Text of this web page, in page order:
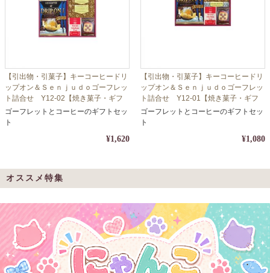
【引出物・引菓子】キーコーヒードリ
ップオン＆Ｓｅｎｊｕｄｏゴーフレッ
ト詰合せ Y12-02【焼き菓子・ギフ
ト・コーヒー・珈琲】【包装・熨斗対
応】
ゴーフレットとコーヒーのギフトセッ
ト
¥1,620
【引出物・引菓子】キーコーヒードリ
ップオン＆Ｓｅｎｊｕｄｏゴーフレッ
ト詰合せ Y12-01【焼き菓子・ギフ
ト・コーヒー・珈琲】【包装・熨斗対
応】
ゴーフレットとコーヒーのギフトセッ
ト
¥1,080
オススメ特集